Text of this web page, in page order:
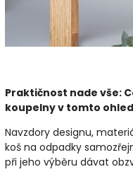
Praktičnost nade vše:
koupelny v tomto
Navzdory designu,
koš na odpadky
při jeho výběru dávat